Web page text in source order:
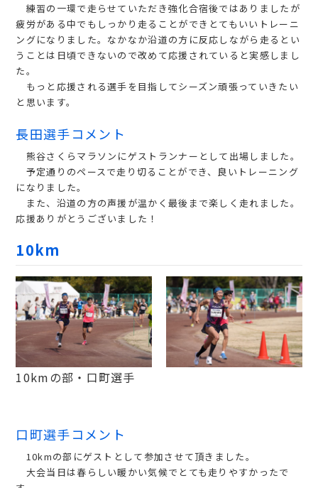
練習の一環で走らせていただき強化合宿後ではありましたが
疲労がある中でもしっかり走ることができとてもいいトレーニ
ングになりました。なかなか沿道の方に反応しながら走るとい
うことは日頃できないので改めて応援されていると実感しまし
た。
もっと応援される選手を目指してシーズン頑張っていきたい
と思います。
長田選手コメント
熊谷さくらマラソンにゲストランナーとして出場しました。
予定通りのペースで走り切ることができ、良いトレーニング
になりました。
また、沿道の方の声援が温かく最後まで楽しく走れました。
応援ありがとうございました！
10km
10kmの部・口町選手
口町選手コメント
10kmの部にゲストとして参加させて頂きました。
大会当日は春らしい暖かい気候でとても走りやすかったで